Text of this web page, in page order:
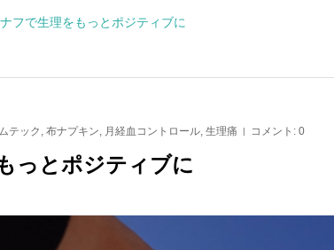
フで生理をもっとポジティブに
テック , 布ナプキン, 月経血コントロール, 生理痛 コメント: 0
っとポジティブに